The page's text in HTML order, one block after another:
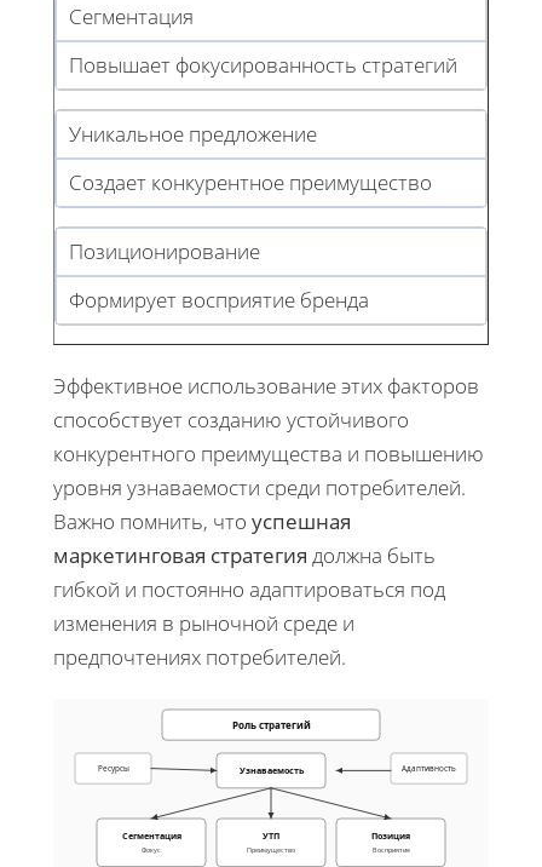
Сегментация
Повышает фокусированность стратегий
Уникальное предложение
Создает конкурентное преимущество
Позиционирование
Формирует восприятие бренда
Эффективное использование этих факторов
способствует созданию устойчивого
конкурентного преимущества и повышению
уровня узнаваемости среди потребителей.
Важно помнить, что успешная
маркетинговая стратегия должна быть
гибкой и постоянно адаптироваться под
изменения в рыночной среде и
предпочтениях потребителей.
Роль стратегий
Узнаваемость
Ресурсы Адаптивность
Сегментация
Фокус
УТП
Преимущество
Позиция
Восприятие